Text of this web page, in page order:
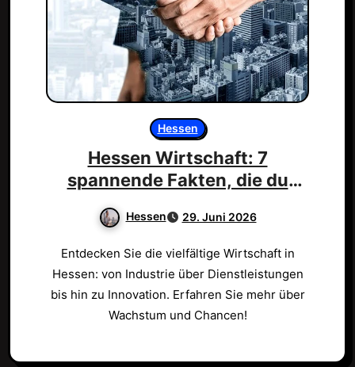
Hessen
Hessen Wirtschaft: 7
spannende Fakten, die du
Hessen 29. Juni 2026
Entdecken Sie die vielfältige Wirtschaft in
Hessen: von Industrie über Dienstleistungen
bis hin zu Innovation. Erfahren Sie mehr über
Wachstum und Chancen!